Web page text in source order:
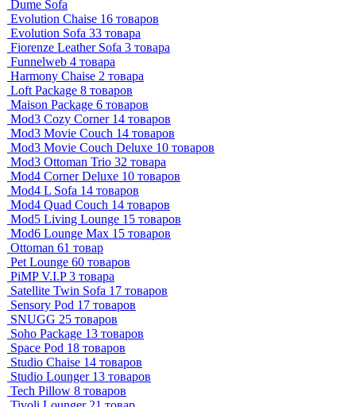
Dume Sofa
Evolution Chaise 16 товаров
Evolution Sofa 33 товара
Fiorenze Leather Sofa 3 товара
Funnelweb 4 товара
Harmony Chaise 2 товара
Loft Package 8 товаров
Maison Package 6 товаров
Mod3 Cozy Corner 14 товаров
Mod3 Movie Couch 14 товаров
Mod3 Movie Couch Deluxe 10 товаров
Mod3 Ottoman Trio 32 товара
Mod4 Corner Deluxe 10 товаров
Mod4 L Sofa 14 товаров
Mod4 Quad Couch 14 товаров
Mod5 Living Lounge 15 товаров
Mod6 Lounge Max 15 товаров
Ottoman 61 товар
Pet Lounge 60 товаров
PiMP V.I.P 3 товара
Satellite Twin Sofa 17 товаров
Sensory Pod 17 товаров
SNUGG 25 товаров
Soho Package 13 товаров
Space Pod 18 товаров
Studio Chaise 14 товаров
Studio Lounger 13 товаров
Tech Pillow 8 товаров